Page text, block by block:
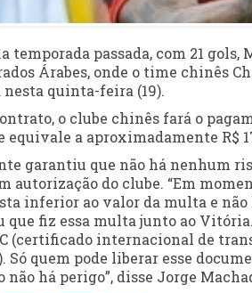
passada, com 21 gols,
Árabes, onde o time chinês
quinta-feira (19).
o clube chinês fará o
equivale a aproximadamente R$
garantiu que não há nenhum
autorização do clube. “Em
inferior ao valor da multa e
que fiz essa multa junto ao
(certificado internacional de
quem pode liberar esse
há perigo”, disse Jorge